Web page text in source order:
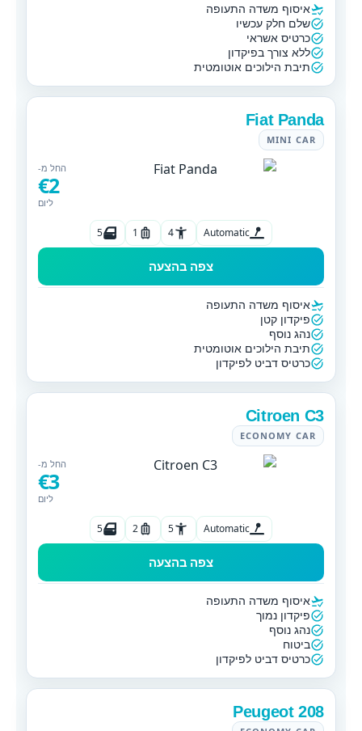
איסוף משדה התעופה
שלם חלק עכשיו
כרטיס אשראי
ללא צורך בפיקדון
תיבת הילוכים אוטומטית
Fiat Panda
MINI CAR
החל מ-
€2
ליום
Automatic
4
1
5
צפה בהצעה
איסוף משדה התעופה
פיקדון קטן
נהג נוסף
תיבת הילוכים אוטומטית
כרטיס דביט לפיקדון
Citroen C3
ECONOMY CAR
החל מ-
€3
ליום
Automatic
5
2
5
צפה בהצעה
איסוף משדה התעופה
פיקדון נמוך
נהג נוסף
ביטוח
כרטיס דביט לפיקדון
Peugeot 208